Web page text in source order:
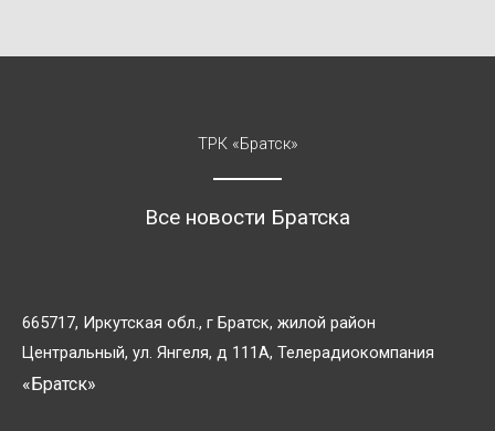
ТРК «Братск»
Все новости Братска
665717, Иркутская обл., г Братск, жилой район
Центральный, ул. Янгеля, д 111А, Телерадиокомпания
«Братск»